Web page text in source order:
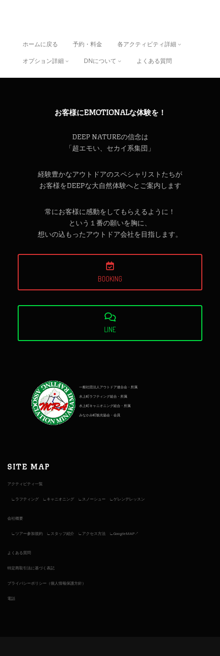
ホームに戻る 予約・料金
各アクティビティ詳細
オプション詳細
DNについて よくある質問
お客様にEMOTIONALな体験を！
DEEP NATUREの信念は
「超エモい、セカイ系集団」
経験豊かなアウトドアのスペシャリストたちが
お客様をDEEPな大自然体験へとご案内します
常にお客様に感動をしてもらえるように！
という１番の願いを胸に、
想いの込もったアウトドア会社を目指します。
BOOKING
LINE
一般社団法人アウトドア連合会・所属
水上町ラフティング組合・所属
水上町キャニオニング組合・所属
みなかみ町観光協会・会員
SITE MAP
アクティビティ一覧
ラフティング キャニオニング スノーシュー ゲレンデレッスン
会社概要
ツアー参加規約 スタッフ紹介 アクセス方法 GoogleMAP↗︎
よくある質問
特定商取引法に基づく表記
プライバシーポリシー（個人情報保護方針）
電話